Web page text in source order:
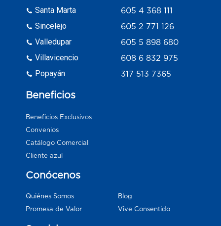
Santa Marta
Sincelejo
Valledupar
Villavicencio
Popayán
605 4 368 111
605 2 771 126
605 5 898 680
608 6 832 975
317 513 7365
Beneficios
Beneficios Exclusivos
Convenios
Catálogo Comercial
Cliente azul
Conócenos
Quiénes Somos
Promesa de Valor
Blog
Vive Consentido